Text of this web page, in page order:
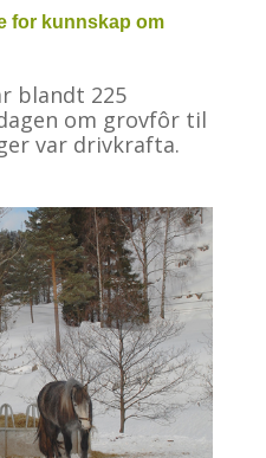
for kunnskap om
blandt 225
om grovfôr til
var drivkrafta.